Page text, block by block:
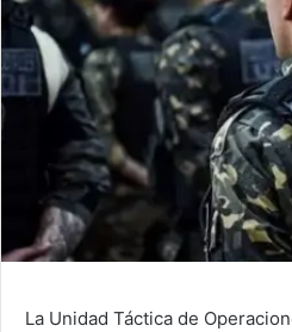
La Unidad Táctica de